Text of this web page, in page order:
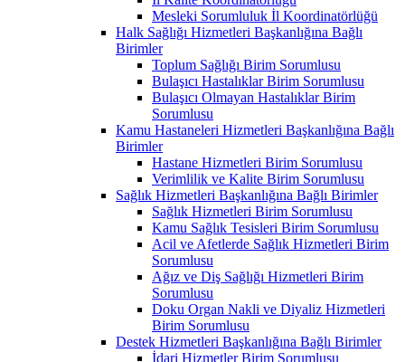
Mesleki Sorumluluk İl Koordinatörlüğü
Halk Sağlığı Hizmetleri Başkanlığına Bağlı
Birimler
Toplum Sağlığı Birim Sorumlusu
Bulaşıcı Hastalıklar Birim Sorumlusu
Bulaşıcı Olmayan Hastalıklar Birim
Sorumlusu
Kamu Hastaneleri Hizmetleri Başkanlığına Bağlı
Birimler
Hastane Hizmetleri Birim Sorumlusu
Verimlilik ve Kalite Birim Sorumlusu
Sağlık Hizmetleri Başkanlığına Bağlı Birimler
Sağlık Hizmetleri Birim Sorumlusu
Kamu Sağlık Tesisleri Birim Sorumlusu
Acil ve Afetlerde Sağlık Hizmetleri Birim
Sorumlusu
Ağız ve Diş Sağlığı Hizmetleri Birim
Sorumlusu
Doku Organ Nakli ve Diyaliz Hizmetleri
Birim Sorumlusu
Destek Hizmetleri Başkanlığına Bağlı Birimler
İdari Hizmetler Birim Sorumlusu